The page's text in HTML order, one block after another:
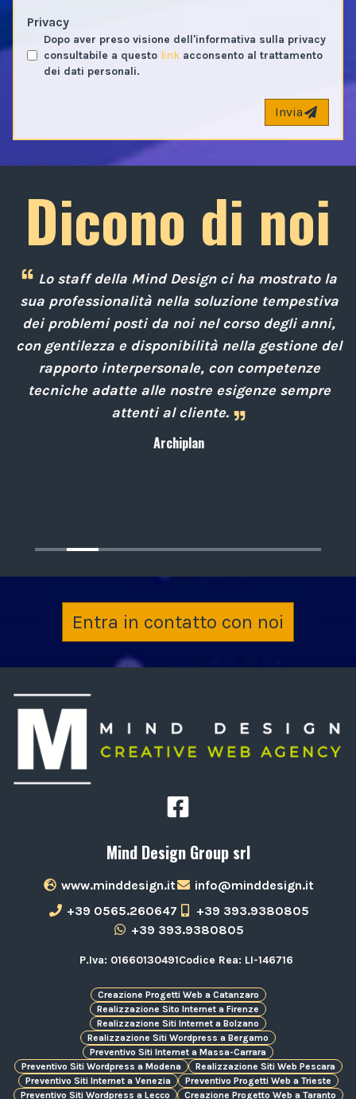
Privacy
Dopo aver preso visione dell'informativa sulla privacy
consultabile a questo link acconsento al trattamento
dei dati personali.
Invia
Dicono di noi
Lo staff della Mind Design ci ha mostrato la
sua professionalità nella soluzione tempestiva
dei problemi posti da noi nel corso degli anni,
con gentilezza e disponibilità nella gestione del
rapporto interpersonale, con competenze
tecniche adatte alle nostre esigenze sempre
attenti al cliente.
Archiplan
Entra in contatto con noi
Mind Design Group srl
www.minddesign.it
info@minddesign.it
+39 0565.260647
+39 393.9380805
+39 393.9380805
P.Iva: 01660130491Codice Rea: LI-146716
Creazione Progetti Web a Catanzaro
Realizzazione Sito Internet a Firenze
Realizzazione Siti Internet a Bolzano
Realizzazione Siti Wordpress a Bergamo
Preventivo Siti Internet a Massa-Carrara
Preventivo Siti Wordpress a Modena
Realizzazione Siti Web Pescara
Preventivo Siti Internet a Venezia
Preventivo Progetti Web a Trieste
Preventivo Siti Wordpress a Lecco
Creazione Progetto Web a Taranto